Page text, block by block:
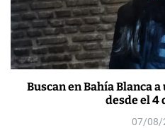
Buscan en Bahía Blanca
desde el 4
07/08/